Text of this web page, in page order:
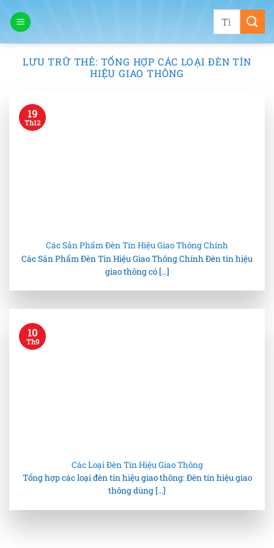
qua
Tìm
LƯU TRỮ THẺ: TỔNG HỢP CÁC LOẠI ĐÈN TÍN
HIỆU GIAO THÔNG
Các Sản Phẩm Đèn Tín Hiệu Giao Thông Chính
Các Sản Phẩm Đèn Tín Hiệu Giao Thông Chính Đèn tín hiệu
giao thông có [...]
19
Th12
Các Loại Đèn Tín Hiệu Giao Thông
Tổng hợp các loại đèn tín hiệu giao thông: Đèn tín hiệu giao
thông dùng [...]
10
Th9